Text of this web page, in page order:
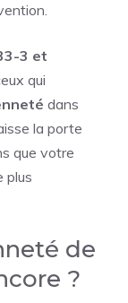
3 et
qui
dans
la porte
que votre
plus
de
?